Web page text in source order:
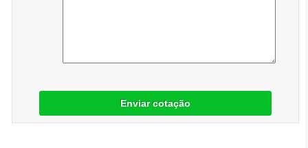
Enviar cotação